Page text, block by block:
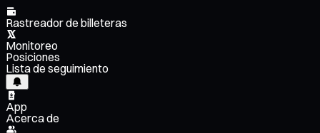
Rastreador de billeteras
Monitoreo
Posiciones
Lista de seguimiento
App
Acerca de